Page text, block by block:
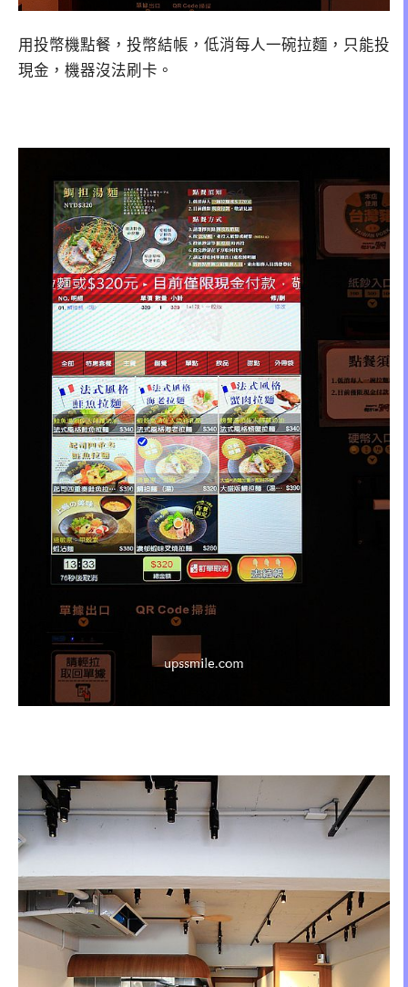
用投幣機點餐，投幣結帳，低消每人一碗拉麵，只能投
現金，機器沒法刷卡。